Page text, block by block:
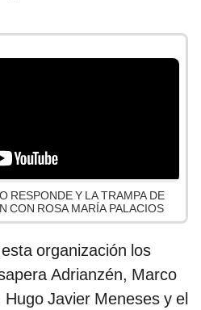
RESPONDE Y LA TRAMPA DE
CON ROSA MARÍA PALACIOS
organización los
Adrianzén, Marco
Javier Meneses y el